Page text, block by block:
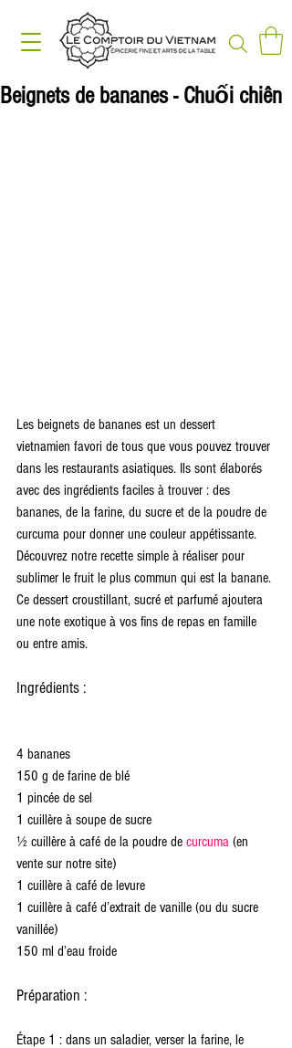
Beignets de bananes - Chuối chiên
Les beignets de bananes est un dessert
vietnamien favori de tous que vous pouvez trouver
dans les restaurants asiatiques. Ils sont élaborés
avec des ingrédients faciles à trouver : des
bananes, de la farine, du sucre et de la poudre de
curcuma pour donner une couleur appétissante.
Découvrez notre recette simple à réaliser pour
sublimer le fruit le plus commun qui est la banane.
Ce dessert croustillant, sucré et parfumé ajoutera
une note exotique à vos fins de repas en famille
ou entre amis.
Ingrédients :
4 bananes
150 g de farine de blé
1 pincée de sel
1 cuillère à soupe de sucre
½ cuillère à café de la poudre de curcuma (en
vente sur notre site)
1 cuillère à café de levure
1 cuillère à café d’extrait de vanille (ou du sucre
vanillée)
150 ml d’eau froide
Préparation :
Étape 1 : dans un saladier, verser la farine, le